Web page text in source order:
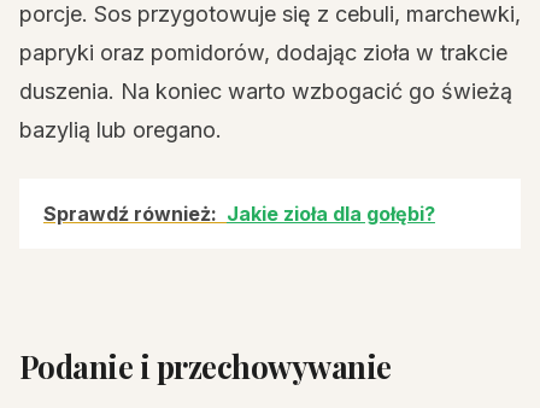
porcje. Sos przygotowuje się z cebuli, marchewki,
papryki oraz pomidorów, dodając zioła w trakcie
duszenia. Na koniec warto wzbogacić go świeżą
bazylią lub oregano.
Sprawdź również: Jakie zioła dla gołębi?
Podanie i przechowywanie